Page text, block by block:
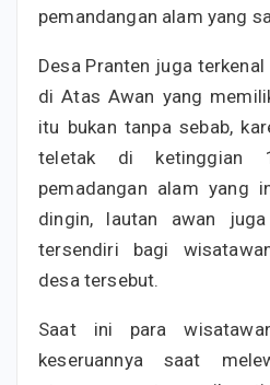
pemandangan alam yang
Desa Pranten juga
di Atas Awan yang
itu bukan tanpa sebab,
teletak di ketinggian
pemadangan alam yang
dingin, lautan awan
tersendiri bagi
desa tersebut.
Saat ini para
keseruannya saat